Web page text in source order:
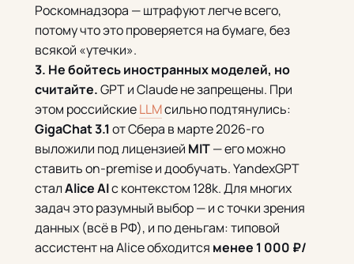
Роскомнадзора — штрафуют легче всего,
потому что это проверяется на бумаге, без
всякой «утечки».
3. Не бойтесь иностранных моделей, но
считайте.GPT и Claude не запрещены. При
этом российскиеLLMсильно подтянулись:
GigaChat 3.1 от Сбера в марте 2026-го
выложили под лицензией MIT— его можно
ставить on-premise и дообучать. YandexGPT
сталAlice AIс контекстом 128k. Для многих
задач это разумный выбор — и с точки зрения
данных (всё в РФ), и по деньгам: типовой
ассистент на Alice обходится менее 1 000 ₽/